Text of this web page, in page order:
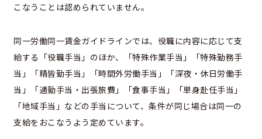
こなうことは認められていません。
同一労働同一賃金ガイドラインでは、役職に内容に応じて支
給する「役職手当」のほか、「特殊作業手当」「特殊勤務手
当」「精皆勤手当」「時間外労働手当」「深夜・休日労働手
当」「通勤手当・出張旅費」「食事手当」「単身赴任手当」
「地域手当」などの手当について、条件が同じ場合は同一の
支給をおこなうよう定めています。